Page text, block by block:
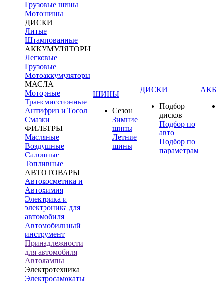
Грузовые шины
Мотошины
ДИСКИ
Литые
Штампованные
АККУМУЛЯТОРЫ
Легковые
Грузовые
Мотоаккумуляторы
МАСЛА
Моторные
Трансмиссионные
Антифриз и Тосол
Смазки
ФИЛЬТРЫ
Масляные
Воздушные
Салонные
Топливные
АВТОТОВАРЫ
Автокосметика и
Автохимия
Электрика и
электроника для
автомобиля
Автомобильный
инструмент
Принадлежности
для автомобиля
Автолампы
Электротехника
Электросамокаты
ШИНЫ
Сезон
Зимние
шины
Летние
шины
ДИСКИ
Подбор
дисков
Подбор по
авто
Подбор по
параметрам
АКБ